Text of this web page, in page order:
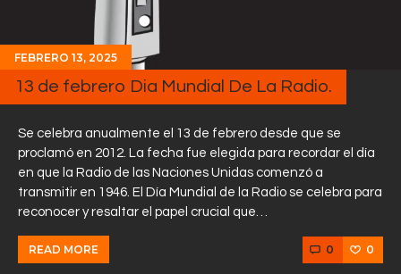
FEBRERO 13, 2025
13 de febrero Dia Mundial De La Radio.
Se celebra anualmente el 13 de febrero desde que se
proclamó en 2012. La fecha fue elegida para recordar el día
en que la Radio de las Naciones Unidas comenzó a
transmitir en 1946. El Día Mundial de la Radio se celebra para
reconocer y resaltar el papel crucial que…
READ MORE 0 0